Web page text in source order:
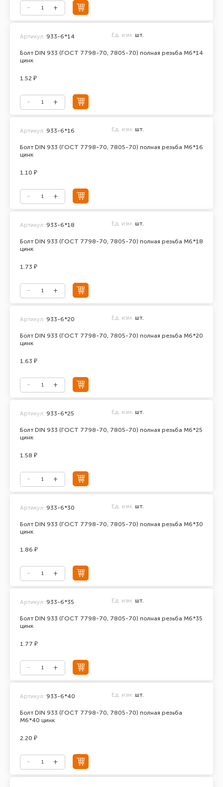
Болт DIN 933 (ГОСТ 7798-70, 7805-70) полная резьба М6*14
цинк
Артикул: 933-6*14 Ед. изм. шт.
1.52 ₽
Болт DIN 933 (ГОСТ 7798-70, 7805-70) полная резьба М6*16
цинк
Артикул: 933-6*16 Ед. изм. шт.
1.10 ₽
Болт DIN 933 (ГОСТ 7798-70, 7805-70) полная резьба М6*18
цинк
Артикул: 933-6*18 Ед. изм. шт.
1.73 ₽
Болт DIN 933 (ГОСТ 7798-70, 7805-70) полная резьба М6*20
цинк
Артикул: 933-6*20 Ед. изм. шт.
1.63 ₽
Болт DIN 933 (ГОСТ 7798-70, 7805-70) полная резьба М6*25
цинк
Артикул: 933-6*25 Ед. изм. шт.
1.58 ₽
Болт DIN 933 (ГОСТ 7798-70, 7805-70) полная резьба М6*30
цинк
Артикул: 933-6*30 Ед. изм. шт.
1.86 ₽
Болт DIN 933 (ГОСТ 7798-70, 7805-70) полная резьба М6*35
цинк
Артикул: 933-6*35 Ед. изм. шт.
1.77 ₽
Болт DIN 933 (ГОСТ 7798-70, 7805-70) полная резьба
М6*40 цинк
Артикул: 933-6*40 Ед. изм. шт.
2.20 ₽